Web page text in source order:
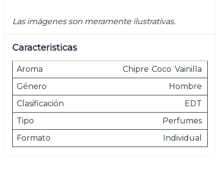
Las imágenes son meramente ilustrativas.
Caracteristicas
Aroma Chipre Coco Vainilla
Género
Hombre
Clasificación
EDT
Tipo
Perfumes
Formato
Individual